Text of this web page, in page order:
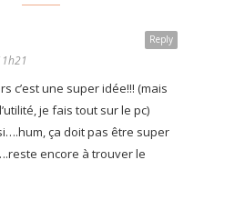
Reply
c’est une super idée!!! (mais
je fais tout sur le pc)
ça doit pas être super
encore à trouver le